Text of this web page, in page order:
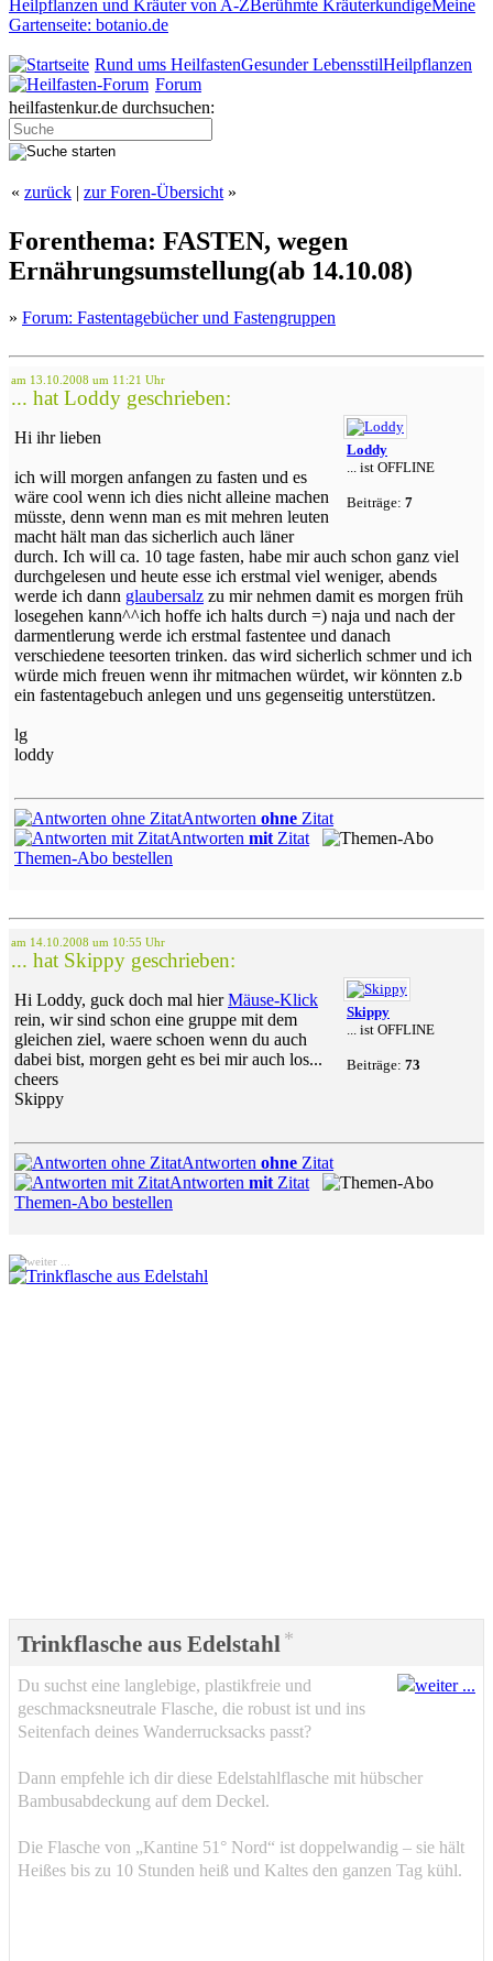
Heilpflanzen und Kräuter von A-ZBerühmte KräuterkundigeMeine
Gartenseite: botanio.de
Rund ums HeilfastenGesunder LebensstilHeilpflanzen
Forum
heilfastenkur.de durchsuchen:
« zurück | zur Foren-Übersicht»
Forenthema: FASTEN, wegen
Ernährungsumstellung(ab 14.10.08)
» Forum: Fastentagebücher und Fastengruppen
am 13.10.2008 um 11:21 Uhr
... hat Loddy geschrieben:
Loddy
... ist OFFLINE
Beiträge: 7
Hi ihr lieben
ich will morgen anfangen zu fasten und es
wäre cool wenn ich dies nicht alleine machen
müsste, denn wenn man es mit mehren leuten
macht hält man das sicherlich auch läner
durch. Ich will ca. 10 tage fasten, habe mir auch schon ganz viel
durchgelesen und heute esse ich erstmal viel weniger, abends
werde ich dann glaubersalz zu mir nehmen damit es morgen früh
losegehen kann^^ich hoffe ich halts durch =) naja und nach der
darmentlerung werde ich erstmal fastentee und danach
verschiedene teesorten trinken. das wird sicherlich schmer und ich
würde mich freuen wenn ihr mitmachen würdet, wir könnten z.b
ein fastentagebuch anlegen und uns gegenseitig unterstützen.
lg
loddy
Antworten ohne Zitat
Antworten mit Zitat
Themen-Abo bestellen
am 14.10.2008 um 10:55 Uhr
... hat Skippy geschrieben:
Skippy
... ist OFFLINE
Beiträge: 73
Hi Loddy, guck doch mal hierMäuse-Klick
rein, wir sind schon eine gruppe mit dem
gleichen ziel, waere schoen wenn du auch
dabei bist, morgen geht es bei mir auch los...
cheers
Skippy
Antworten ohne Zitat
Antworten mit Zitat
Themen-Abo bestellen
Trinkflasche aus Edelstahl *
Du suchst eine langlebige, plastikfreie und
geschmacksneutrale Flasche, die robust ist und ins
Seitenfach deines Wanderrucksacks passt?
Dann empfehle ich dir diese Edelstahlflasche mit hübscher
Bambusabdeckung auf dem Deckel.
Die Flasche von „Kantine 51° Nord“ ist doppelwandig – sie hält
Heißes bis zu 10 Stunden heiß und Kaltes den ganzen Tag kühl.